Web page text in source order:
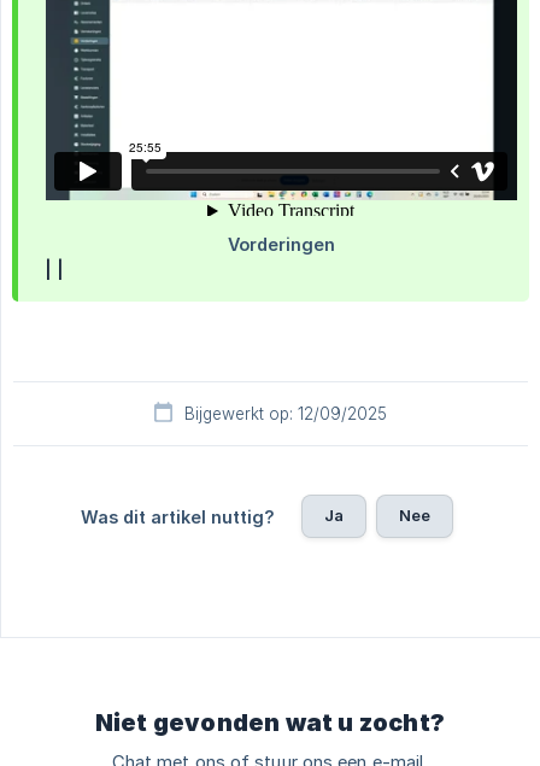
Bijgewerkt op: 12/09/2025
Was dit artikel nuttig? Ja Nee
Niet gevonden wat u zocht?